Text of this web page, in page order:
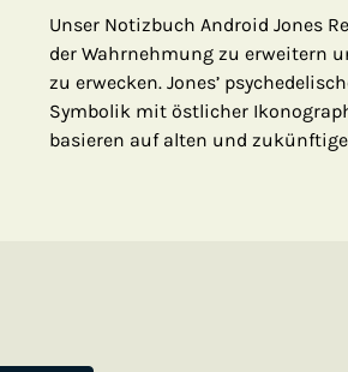
Unser Notizbuch Android Jones
der Wahrnehmung zu erweitern
zu erwecken. Jones’
Symbolik mit östlicher
basieren auf alten und